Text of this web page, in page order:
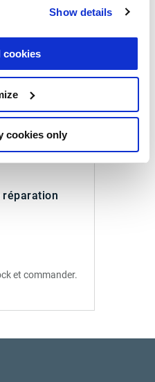
Show details
cookies
cookies only
réparation
et commander.